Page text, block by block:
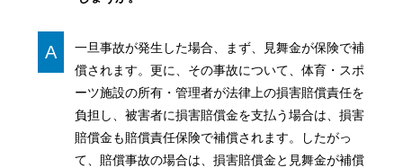
A
一旦事故が発生した場合、まず、見舞金が保険で補
償されます。更に、その事故について、体育・スポ
ーツ施設の所有・管理者が法律上の損害賠償責任を
負担し、被害者に損害賠償金を支払う場合は、損害
賠償金も賠償責任保険で補償されます。したがっ
て、賠償事故の場合は、損害賠償金と見舞金が補償